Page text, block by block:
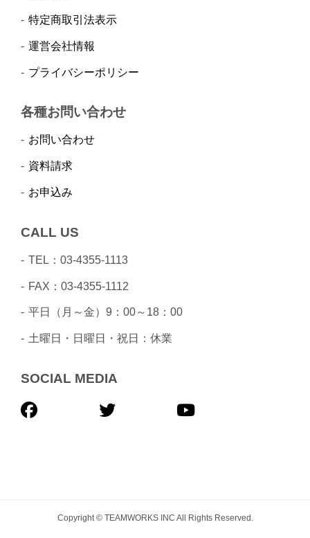
特定商取引法表示
運営会社情報
プライバシーポリシー
各種お問い合わせ
お問い合わせ
資料請求
お申込み
CALL US
TEL：03-4355-1113
FAX：03-4355-1112
平日（月～金）9：00～18：00
土曜日・日曜日・祝日：休業
SOCIAL MEDIA
Copyright © TEAMWORKS INC All Rights Reserved.